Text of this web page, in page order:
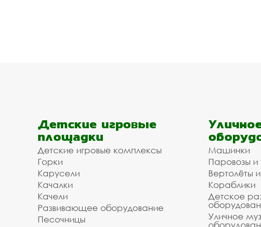
Детские игровые
площадки
Детские игровые комплексы
Горки
Карусели
Качалки
Качели
Развивающее оборудование
Песочницы
Машинки
Паровозы и
Вертолёты
Кораблики
Детское
Уличное